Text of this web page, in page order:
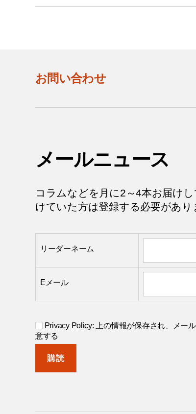
お問い合わせ
メールニュース
コラムなどを月に2～4本お届け
けていた方は登録する必要があり
リーダーネーム
Eメール
Privacy Policy: 上の情報が保存され、メー
意する